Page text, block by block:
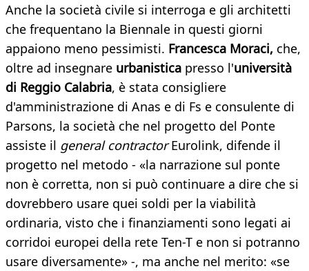
Anche la società civile si interroga e gli architetti
che frequentano la Biennale in questi giorni
appaiono meno pessimisti. Francesca Moraci, che,
oltre ad insegnare urbanistica presso l'università
di Reggio Calabria, è stata consigliere
d'amministrazione di Anas e di Fs e consulente di
Parsons, la società che nel progetto del Ponte
assiste il general contractorEurolink, difende il
progetto nel metodo - «la narrazione sul ponte
non è corretta, non si può continuare a dire che si
dovrebbero usare quei soldi per la viabilità
ordinaria, visto che i finanziamenti sono legati ai
corridoi europei della rete Ten-T e non si potranno
usare diversamente» -, ma anche nel merito: «se